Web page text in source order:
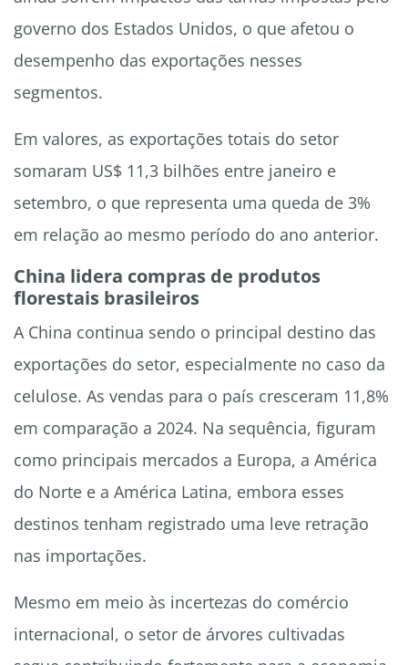
governo dos Estados Unidos, o que afetou o
desempenho das exportações nesses
segmentos.
Em valores, as exportações totais do setor
somaram US$ 11,3 bilhões entre janeiro e
setembro, o que representa uma queda de 3%
em relação ao mesmo período do ano anterior.
China lidera compras de produtos
florestais brasileiros
A China continua sendo o principal destino das
exportações do setor, especialmente no caso da
celulose. As vendas para o país cresceram 11,8%
em comparação a 2024. Na sequência, figuram
como principais mercados a Europa, a América
do Norte e a América Latina, embora esses
destinos tenham registrado uma leve retração
nas importações.
Mesmo em meio às incertezas do comércio
internacional, o setor de árvores cultivadas